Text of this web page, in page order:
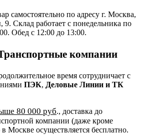
самостоятельно по адресу г. Москва,
Склад работает с понедельника по
Обед с 12:00 до 13:00.
компании
время сотрудничает с
ПЭК, Деловые Линии и ТК
80 000 руб., доставка до
компании (даже кроме
Москве осуществляется бесплатно.